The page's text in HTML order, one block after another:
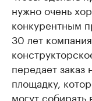
нужно очень
конкурентным
30 лет
передает
площадку,
могут собирать